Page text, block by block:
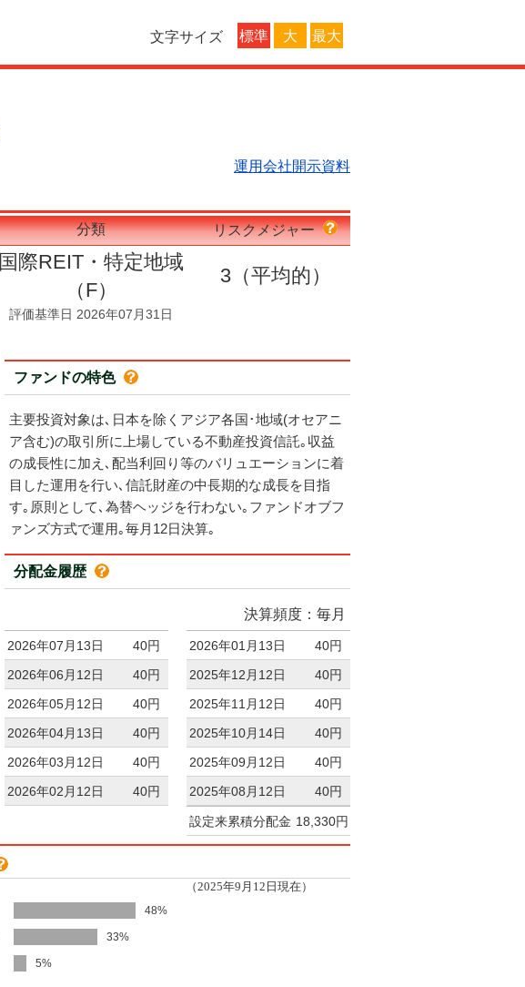
標準 大 最大
文字サイズ
運用会社開示資料
分類 リスクメジャー
国際REIT・特定地域
（F）
3（平均的）
評価基準日 2026年07月31日
ファンドの特色
主要投資対象は､日本を除くアジア各国･地域(オセアニ
ア含む)の取引所に上場している不動産投資信託｡収益
の成長性に加え､配当利回り等のバリュエーションに着
目した運用を行い､信託財産の中長期的な成長を目指
す｡原則として､為替ヘッジを行わない｡ファンドオブフ
ァンズ方式で運用｡毎月12日決算｡
分配金履歴
決算頻度：毎月
2026年07月13日
40円
2026年06月12日
40円
2026年05月12日
40円
2026年04月13日
40円
2026年03月12日
40円
2026年02月12日
40円
2026年01月13日
40円
2025年12月12日
40円
2025年11月12日
40円
2025年10月14日
40円
2025年09月12日
40円
2025年08月12日
40円
設定来累積分配金 18,330円
（2025年9月12日現在）
48%
33%
5%